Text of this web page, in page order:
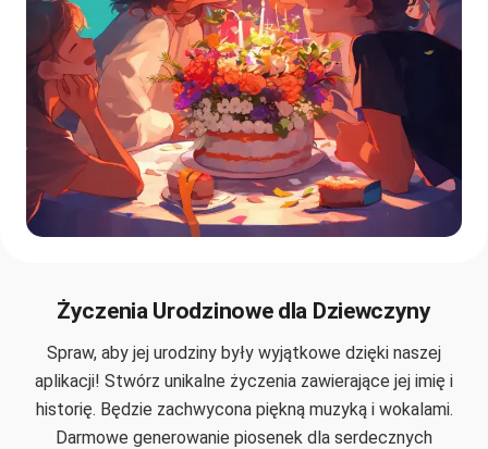
Życzenia Urodzinowe dla Dziewczyny
Spraw, aby jej urodziny były wyjątkowe dzięki naszej
aplikacji! Stwórz unikalne życzenia zawierające jej imię i
historię. Będzie zachwycona piękną muzyką i wokalami.
Darmowe generowanie piosenek dla serdecznych